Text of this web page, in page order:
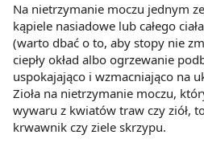
Na nietrzymanie moczu jednym
kąpiele nasiadowe lub całego
(warto dbać o to, aby stopy nie
ciepły okład albo ogrzewanie
uspokajająco i wzmacniająco na
Zioła na nietrzymanie moczu,
wywaru z kwiatów traw czy ziół,
krwawnik czy ziele skrzypu.